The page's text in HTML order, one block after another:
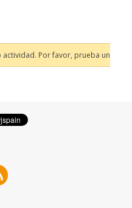
Por favor, prueba un